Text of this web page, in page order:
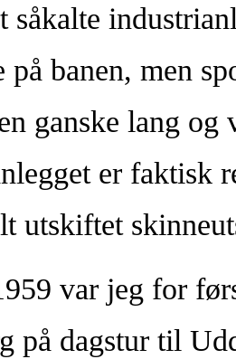
såkalte
på banen, men
ganske lang
er faktisk
utskiftet
var jeg for
på dagstur til